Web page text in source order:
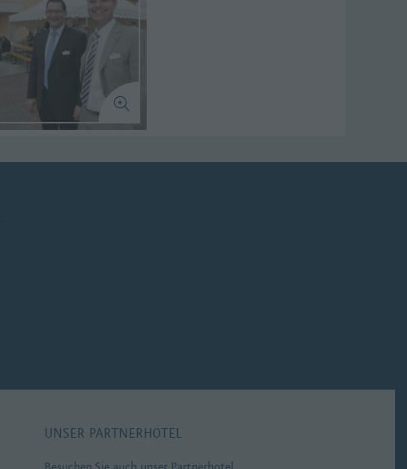
UNSER PARTNERHOTEL